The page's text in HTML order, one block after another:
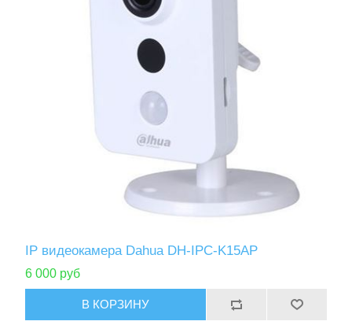
IP видеокамера Dahua DH-IPC-K15AР
6 000 руб